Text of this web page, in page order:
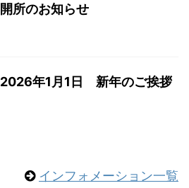
開所のお知らせ
2026年1月1日 新年のご挨拶
インフォメーション一覧